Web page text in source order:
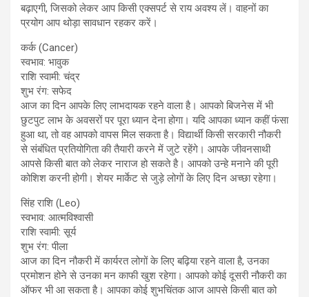
बढ़ाएगी, जिसको लेकर आप किसी एक्सपर्ट से राय अवश्य लें। वाहनों का
प्रयोग आप थोड़ा सावधान रहकर करें।
कर्क (Cancer)
स्वभाव: भावुक
राशि स्वामी: चंद्र
शुभ रंग: सफेद
आज का दिन आपके लिए लाभदायक रहने वाला है। आपको बिजनेस में भी
छुटपुट लाभ के अवसरों पर पूरा ध्यान देना होगा। यदि आपका ध्यान कहीं फंसा
हुआ था, तो वह आपको वापस मिल सकता है। विद्यार्थी किसी सरकारी नौकरी
से संबंधित प्रतियोगिता की तैयारी करने में जुटे रहेंगे। आपके जीवनसाथी
आपसे किसी बात को लेकर नाराज हो सकते है। आपको उन्हे मनाने की पूरी
कोशिश करनी होगी। शेयर मार्केट से जुड़े लोगों के लिए दिन अच्छा रहेगा।
सिंह राशि (Leo)
स्वभाव: आत्मविश्वासी
राशि स्वामी: सूर्य
शुभ रंग: पीला
आज का दिन नौकरी में कार्यरत लोगों के लिए बढ़िया रहने वाला है, उनका
प्रमोशन होने से उनका मन काफी खुश रहेगा। आपको कोई दूसरी नौकरी का
ऑफर भी आ सकता है। आपका कोई शुभचिंतक आज आपसे किसी बात को